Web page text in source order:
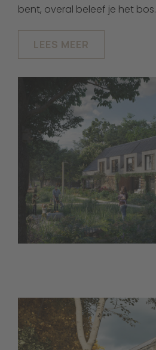
bent, overal beleef je het bos.
LEES MEER